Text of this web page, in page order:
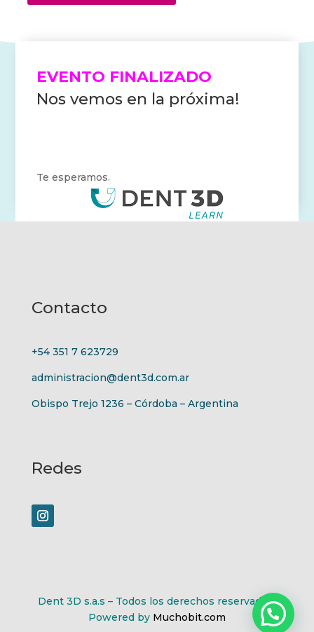
EVENTO FINALIZADO
Nos vemos en la próxima!
Te esperamos.
Contacto
+54 351 7 623729
administracion@dent3d.com.ar
Obispo Trejo 1236 – Córdoba – Argentina
Redes
Dent 3D s.a.s – Todos los derechos reservados.
Powered by Muchobit.com